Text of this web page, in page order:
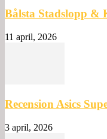
Bålsta Stadslopp &
11 april, 2026
Recension Asics
3 april, 2026